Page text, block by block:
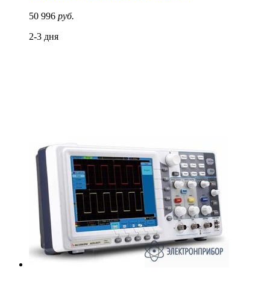
50 996 руб.
2-3 дня